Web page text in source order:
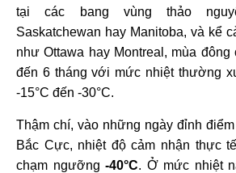
tại các bang vùng thảo
Saskatchewan hay Manitoba, và kể
như Ottawa hay Montreal, mùa
đến 6 tháng với mức nhiệt thường
-15°C đến -30°C.
Thậm chí, vào những ngày đỉnh
Bắc Cực, nhiệt độ cảm nhận thực
chạm ngưỡng -40°C. Ở mức nhiệt